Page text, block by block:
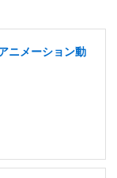
ニメーション動